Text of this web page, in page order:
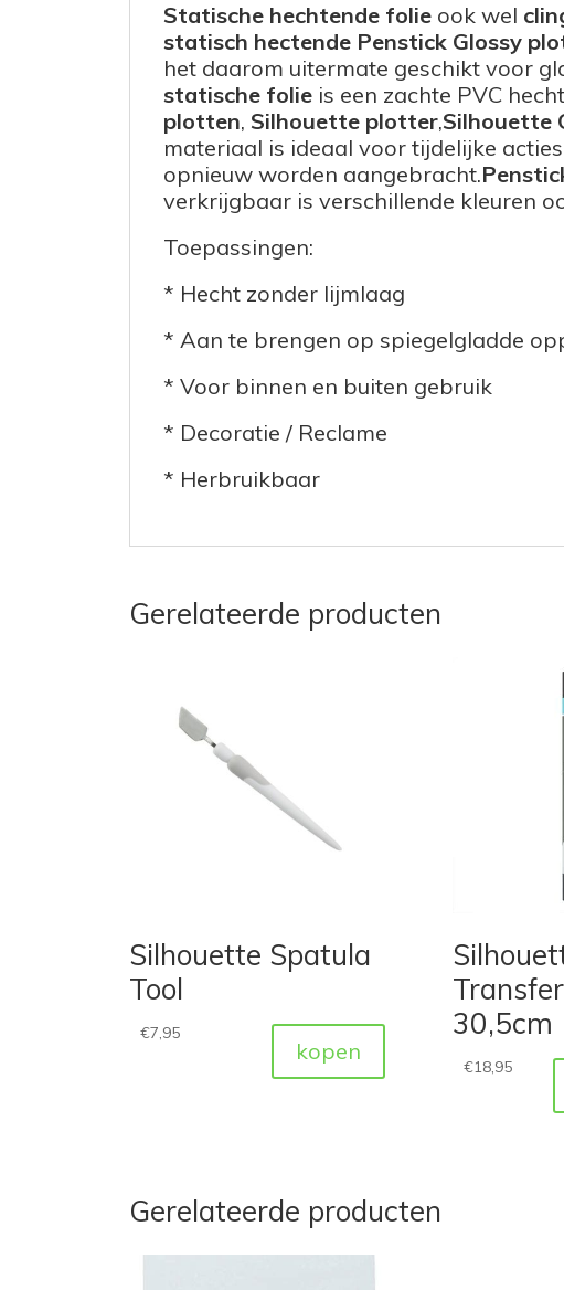
Statische hechtende folie ook wel
statisch hectende Penstick Glossy
het daarom uitermate geschikt voor
statische folie is een zachte PVC
plotten, Silhouette plotter,Silhouette
materiaal is ideaal voor tijdelijke
opnieuw worden aangebracht.
verkrijgbaar is verschillende kleuren
Toepassingen:
* Hecht zonder lijmlaag
* Aan te brengen op spiegelgladde
* Voor binnen en buiten gebruik
* Decoratie / Reclame
* Herbruikbaar
Gerelateerde producten
Silhouette Spatula
Tool
€7,95
kopen
30,5cm
€18,95
Gerelateerde producten